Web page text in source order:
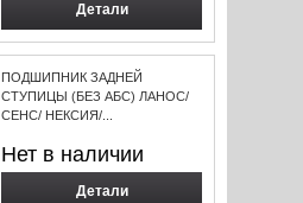
Детали
ПОДШИПНИК ЗАДНЕЙ
СТУПИЦЫ (БЕЗ АБС) ЛАНОС/
СЕНС/ НЕКСИЯ/...
Нет в наличии
Детали